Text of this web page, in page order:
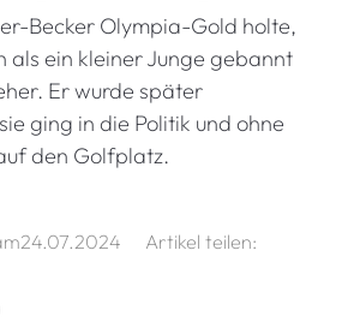
Becker Olympia-Gold holte,
als ein kleiner Junge gebannt
Er wurde später
ging in die Politik und ohne
den Golfplatz.
24.07.2024 Artikel teilen: